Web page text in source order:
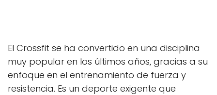
El Crossfit se ha convertido en una disciplina
muy popular en los últimos años, gracias a su
enfoque en el entrenamiento de fuerza y
resistencia. Es un deporte exigente que